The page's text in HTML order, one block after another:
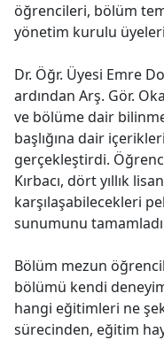
öğrencileri, bölüm
yönetim kurulu üyeleri
Dr. Öğr. Üyesi Emre
ardından Arş. Gör.
ve bölüme dair
başlığına dair
gerçekleştirdi.
Kırbacı, dört yıllık
karşılaşabilecekleri
sunumunu
Bölüm mezun
bölümü kendi
hangi eğitimleri ne
sürecinden, eğitim